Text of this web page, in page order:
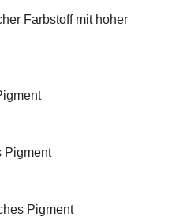
Farbstoff mit hoher
Pigment
Pigment